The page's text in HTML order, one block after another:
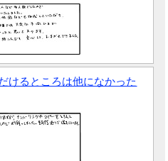
けるところは他になかった